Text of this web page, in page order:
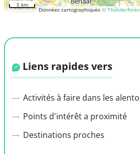
Données cartographiques©
5 km
Liens rapides vers
Activités à faire dans les
Points d'intérêt a proximité
Destinations proches